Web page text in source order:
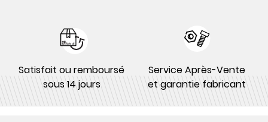
Satisfait ou remboursé
sous 14 jours
Service Après-Vente
et garantie fabricant